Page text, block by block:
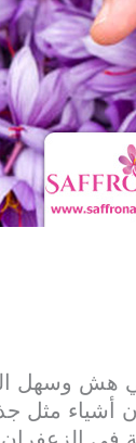
هش وسهل
أشياء مثل